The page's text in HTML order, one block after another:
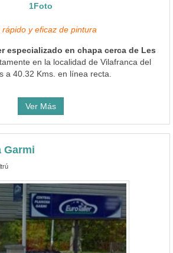
1Foto
y eficaz de pintura
especializado en chapa cerca de Les
en la localidad de Vilafranca del
a 40.32 Kms. en línea recta.
Ver Más
Garmi